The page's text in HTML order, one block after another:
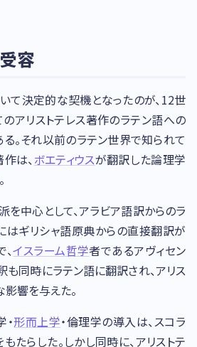
容
て決定的な契機となったのが、12世
アリストテレス著作のラテン語への
。それ以前のラテン世界で知られて
は、ボエティウスが翻訳した論理学
を中心として、アラビア語訳からのラ
はギリシャ語原典からの直接翻訳が
イスラーム哲学者であるアヴィセン
も同時にラテン語に翻訳され、アリス
響を与えた。
・形而上学・倫理学の導入は、スコラ
たらした。しかし同時に、アリストテ